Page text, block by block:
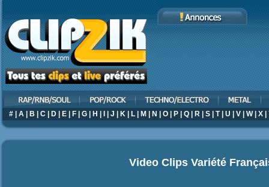
# A B C D E F G H J K L M N O P Q R S T| U V W| X
Video Clips Variété